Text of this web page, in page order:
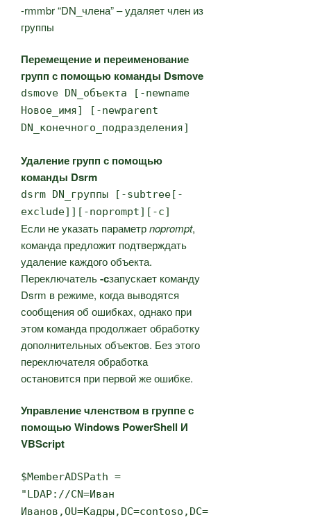
-rmmbr “DN_члена” – удаляет член из
группы
Перемещение и переименование
групп с помощью команды Dsmove
dsmove DN_объекта [-newname
Новое_имя] [-newparent
DN_конечного_подразделения]
Удаление групп с помощью
команды Dsrm
dsrm DN_группы [-subtree[-
exclude]][-noprompt][-c]
Если не указать параметрnoprompt,
команда предложит подтверждать
удаление каждого объекта.
Переключатель-сзапускает команду
Dsrm в режиме, когда выводятся
сообщения об ошибках, однако при
этом команда продолжает обработку
дополнительных объектов. Без этого
переключателя обработка
остановится при первой же ошибке.
Управление членством в группе с
помощью Windows PowerShell И
VBScript
$MemberADSPath =
"LDAP://CN=Иван
Иванов,OU=Кадры,DC=contoso,DC=